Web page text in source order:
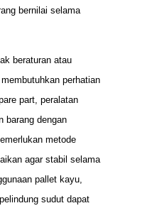
bernilai selama
beraturan atau
perhatian
part, peralatan
barang dengan
metode
agar stabil selama
pallet kayu,
sudut dapat